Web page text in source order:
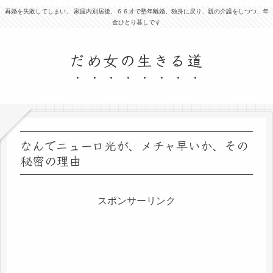
再婚を失敗してしまい、 家庭内別居後、６６才で塾年離婚、独身に戻り、親の介護をしつつ、年
金ひとり暮しです
だめ女の生きる道
なんでニューロ光が、メチャ早いか、その
秘密の理由
スポンサーリンク